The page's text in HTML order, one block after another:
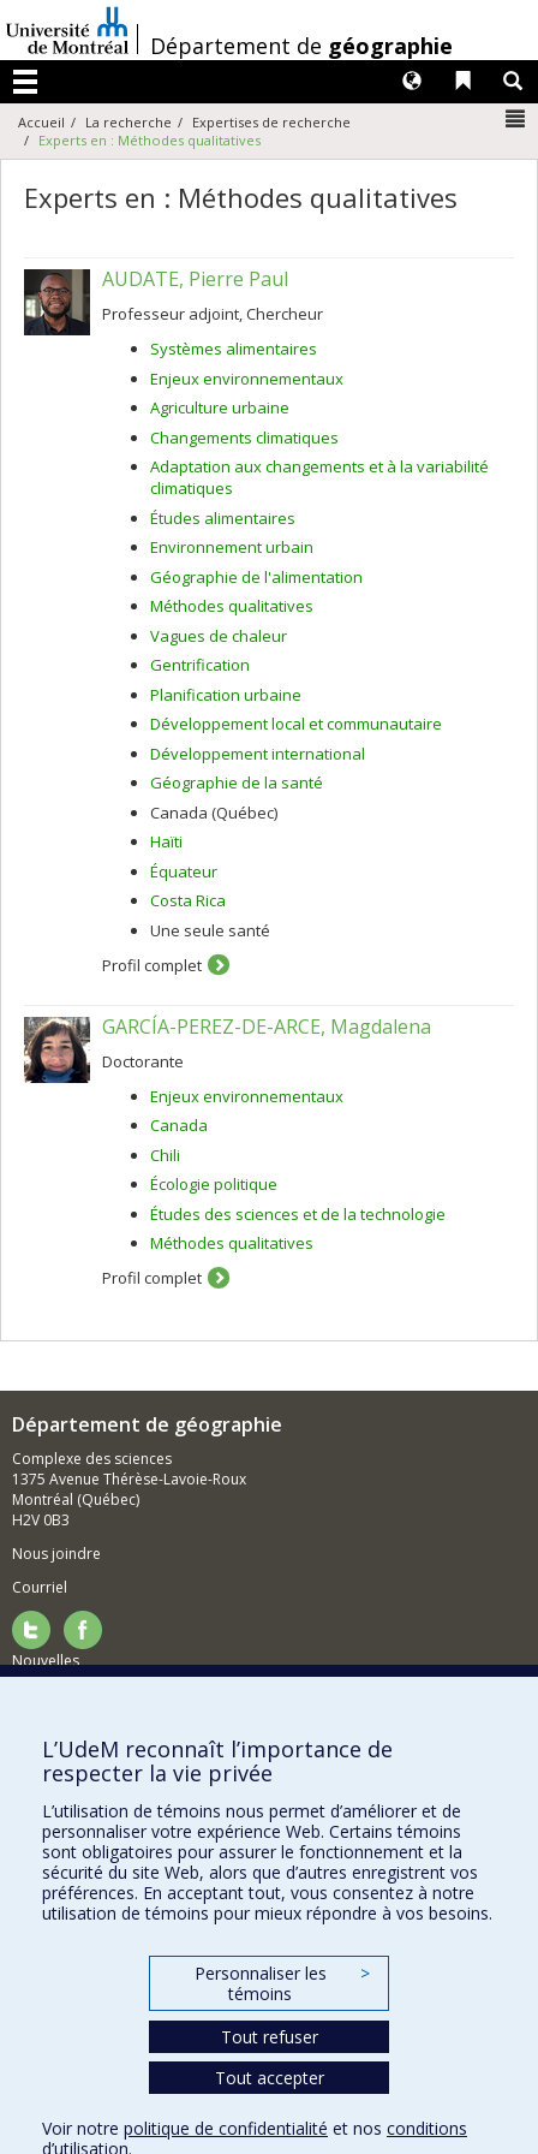
au
contenu
/Département de géographie
Menu
Liens
Langues
Accueil La recherche
Expertises de recherche
Experts en : Méthodes qualitatives
Experts en : Méthodes qualitatives
AUDATE, Pierre Paul
Professeur adjoint, Chercheur
Systèmes alimentaires
Enjeux environnementaux
Agriculture urbaine
Changements climatiques
Adaptation aux changements et à la variabilité
climatiques
Études alimentaires
Environnement urbain
Géographie de l'alimentation
Méthodes qualitatives
Vagues de chaleur
Gentrification
Planification urbaine
Développement local et communautaire
Développement international
Géographie de la santé
Canada (Québec)
Haïti
Équateur
Costa Rica
Une seule santé
Profil complet
GARCÍA-PEREZ-DE-ARCE, Magdalena
Doctorante
Enjeux environnementaux
Canada
Chili
Écologie politique
Études des sciences et de la technologie
Méthodes qualitatives
Profil complet
Département de géographie
Complexe des sciences
1375 Avenue Thérèse-Lavoie-Roux
Montréal (Québec)
H2V 0B3
Nous joindre
Courriel
Nouvelles
Comment soutenir le Département?
BESOIN D'AIDE?
Plan du site
Signaler une erreur
Accessibilité
FACULTÉ DES ARTS ET DES SCIENCES
Nos départements et écoles
Conditions d’utilisation
L’UdeM reconnaît l’importance de
respecter la vie privée
L’utilisation de témoins nous permet d’améliorer et de
personnaliser votre expérience Web. Certains témoins
sont obligatoires pour assurer le fonctionnement et la
sécurité du site Web, alors que d’autres enregistrent vos
préférences. En acceptant tout, vous consentez à notre
utilisation de témoins pour mieux répondre à vos besoins.
Personnaliser les
témoins
>
Tout refuser
Tout accepter
Voir notre politique de confidentialité et nos conditions
d’utilisation.